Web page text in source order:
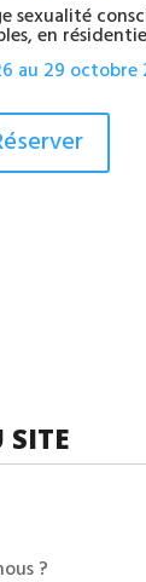
sexualité
en
au 29 octobre
SITE
?